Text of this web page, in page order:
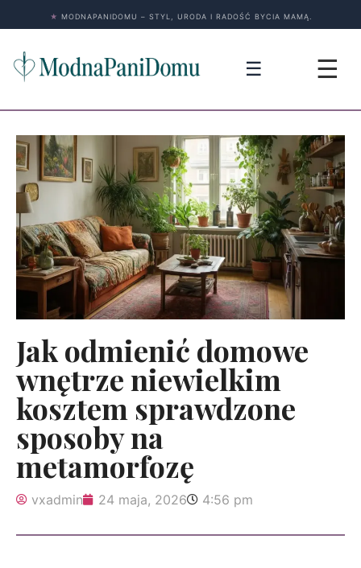
★ MODNAPANIDOMU – STYL, URODA I RADOŚĆ BYCIA MAMĄ.
☰ ☰
Jak odmienić domowe
wnętrze niewielkim
kosztem sprawdzone
sposoby na
metamorfozę
vxadmin 24 maja, 2026 4:56 pm